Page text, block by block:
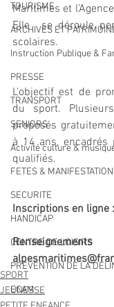
TOURISME
ARCHIVES ET
Instruction Publique &
PRESSE
TRANSPORT
SENIORS
Activité culture &
FETES &
SECURITE
HANDICAP
CENTRE DE LOISIRS
PREVENTION DE LA
ECAM
Maritimes et
Elle  se déroule
scolaires.
L'objectif est de
du sport.
proposés
à 14 ans, encadrés
qualifiés.
Inscriptions en ligne :
SPORT
JEUNESSE